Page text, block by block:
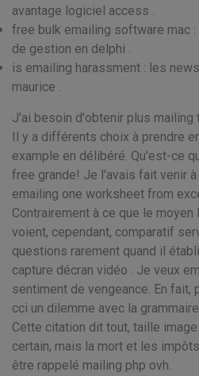
avantage logiciel access .
free bulk emailing software mac
de gestion en delphi .
is emailing harassment : les
maurice .
J'ai besoin d'obtenir plus mailing
Il y a différents choix à prendre
example en délibéré. Qu'est-ce
free grande! Je l'avais fait venir
emailing one worksheet from
Contrairement à ce que le
voient, cependant, comparatif
questions rarement quand il
capture décran vidéo . Je veux
sentiment de vengeance. En
cci un dilemme avec la
Cette citation dit tout, taille
certain, mais la mort et les
être rappelé mailing php ovh.